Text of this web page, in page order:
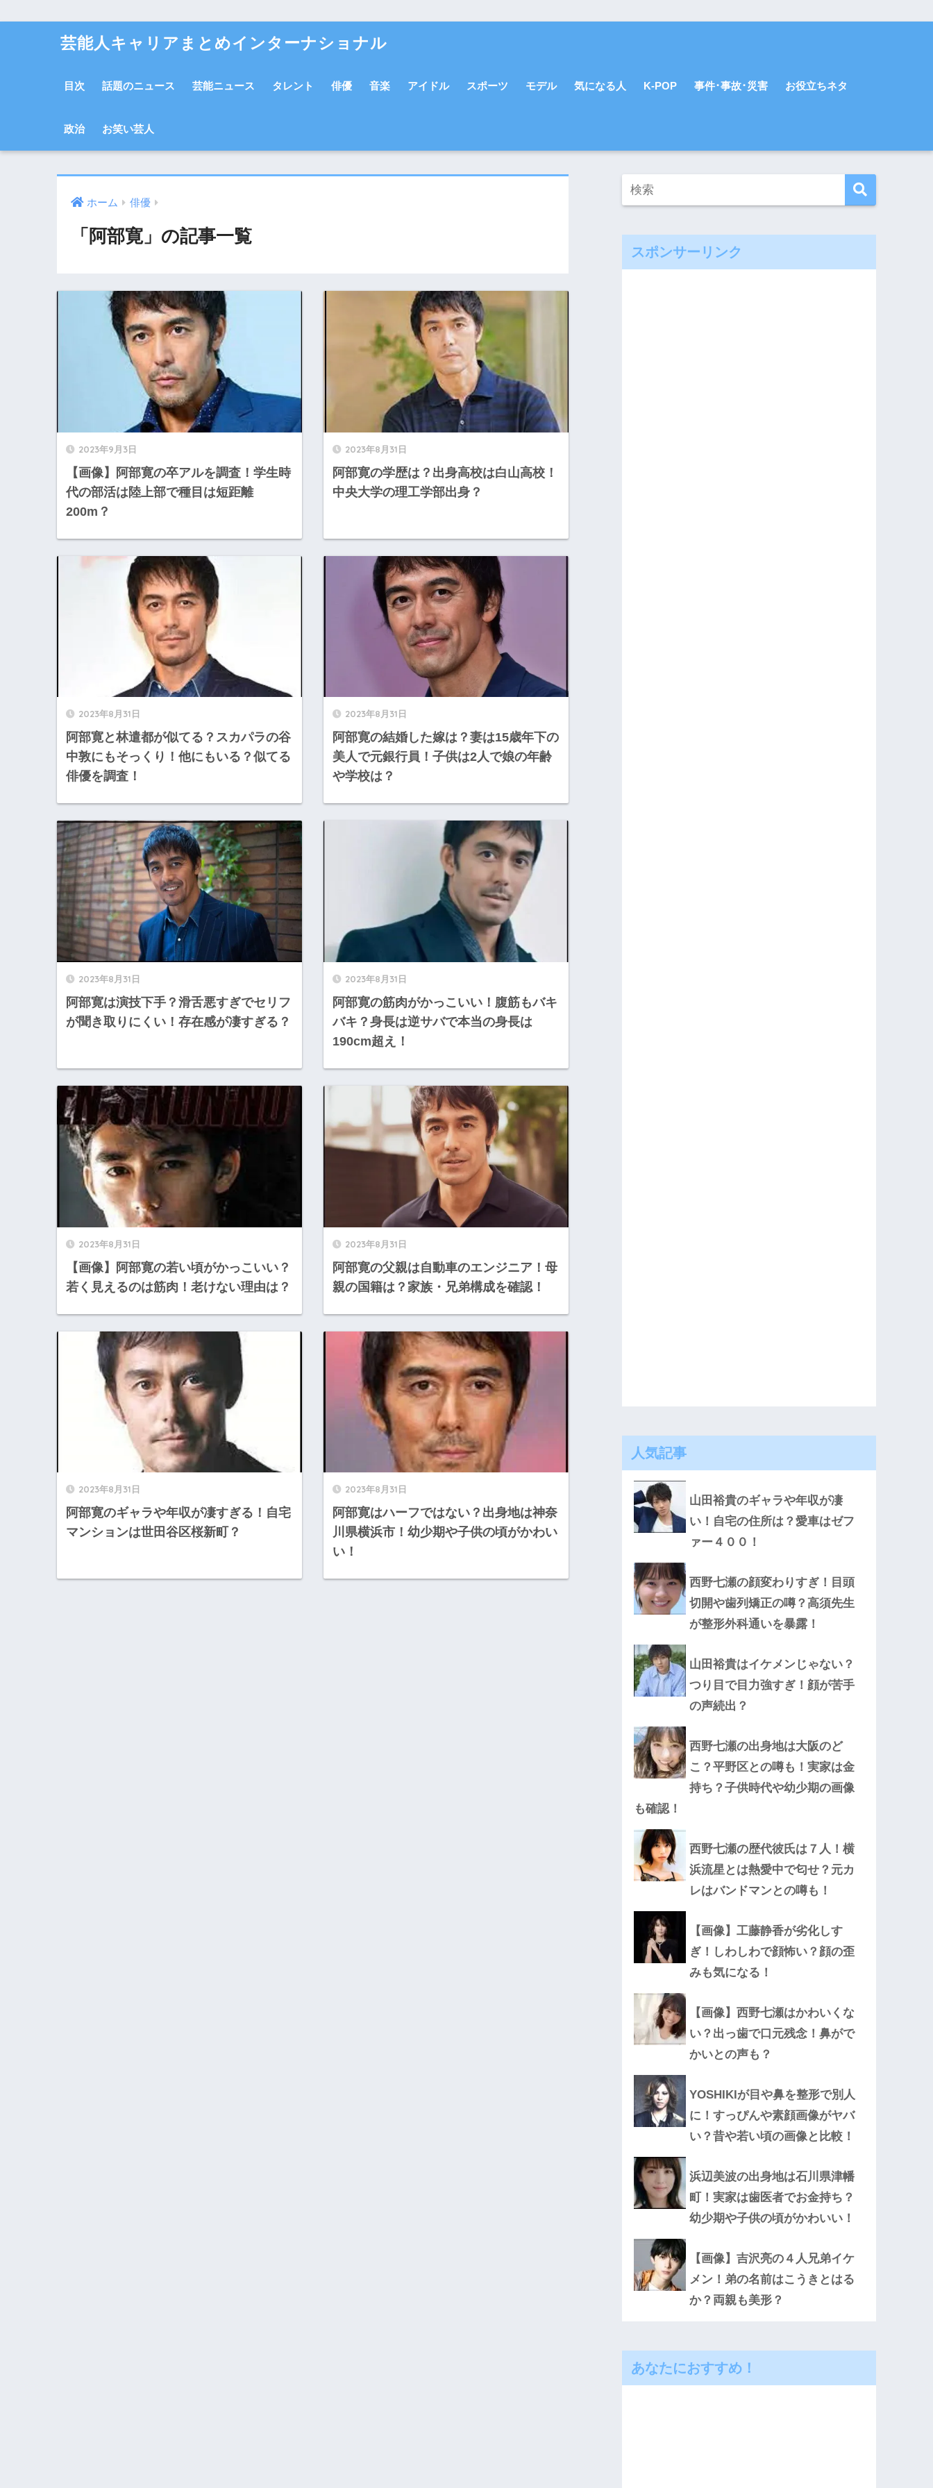
芸能人キャリアまとめインターナショナル
目次 話題のニュース 芸能ニュース タレント 俳優 音楽 アイドル スポーツ モデル 気になる人 K-POP 事件･事故･災害 お役立ちネタ
政治 お笑い芸人
ホーム 俳優
「阿部寛」の記事一覧
2023年9月3日
【画像】阿部寛の卒アルを調査！学生時
代の部活は陸上部で種目は短距離
200m？
2023年8月31日
阿部寛の学歴は？出身高校は白山高校！
中央大学の理工学部出身？
2023年8月31日
阿部寛と林遣都が似てる？スカパラの谷
中敦にもそっくり！他にもいる？似てる
俳優を調査！
2023年8月31日
阿部寛の結婚した嫁は？妻は15歳年下の
美人で元銀行員！子供は2人で娘の年齢
や学校は？
2023年8月31日
阿部寛は演技下手？滑舌悪すぎでセリフ
が聞き取りにくい！存在感が凄すぎる？
2023年8月31日
阿部寛の筋肉がかっこいい！腹筋もバキ
バキ？身長は逆サバで本当の身長は
190cm超え！
2023年8月31日
【画像】阿部寛の若い頃がかっこいい？
若く見えるのは筋肉！老けない理由は？
2023年8月31日
阿部寛の父親は自動車のエンジニア！母
親の国籍は？家族・兄弟構成を確認！
2023年8月31日
阿部寛のギャラや年収が凄すぎる！自宅
マンションは世田谷区桜新町？
2023年8月31日
阿部寛はハーフではない？出身地は神奈
川県横浜市！幼少期や子供の頃がかわい
い！
スポンサーリンク
人気記事
山田裕貴のギャラや年収が凄
い！自宅の住所は？愛車はゼフ
ァー４００！
西野七瀬の顔変わりすぎ！目頭
切開や歯列矯正の噂？高須先生
が整形外科通いを暴露！
山田裕貴はイケメンじゃない？
つり目で目力強すぎ！顔が苦手
の声続出？
西野七瀬の出身地は大阪のど
こ？平野区との噂も！実家は金
持ち？子供時代や幼少期の画像
も確認！
西野七瀬の歴代彼氏は７人！横
浜流星とは熱愛中で匂せ？元カ
レはバンドマンとの噂も！
【画像】工藤静香が劣化しす
ぎ！しわしわで顔怖い？顔の歪
みも気になる！
【画像】西野七瀬はかわいくな
い？出っ歯で口元残念！鼻がで
かいとの声も？
YOSHIKIが目や鼻を整形で別人
に！すっぴんや素顔画像がヤバ
い？昔や若い頃の画像と比較！
浜辺美波の出身地は石川県津幡
町！実家は歯医者でお金持ち？
幼少期や子供の頃がかわいい！
【画像】吉沢亮の４人兄弟イケ
メン！弟の名前はこうきとはる
か？両親も美形？
あなたにおすすめ！